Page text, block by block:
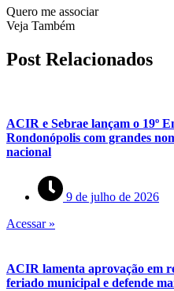
Quero me associar
Veja Também
Post Relacionados
ACIR e Sebrae lançam o 19º
Rondonópolis com grandes
nacional
9 de julho de 2026
Acessar »
ACIR lamenta aprovação em
feriado municipal e defende